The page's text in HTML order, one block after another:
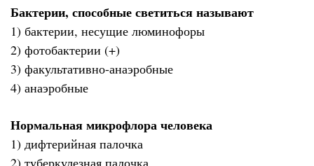
Бактерии, способные светиться называют
1) бактерии, несущие люминофоры
2) фотобактерии (+)
3) факультативно-анаэробные
4) анаэробные
Нормальная микрофлора человека
1) дифтерийная палочка
2) туберкулезная палочка